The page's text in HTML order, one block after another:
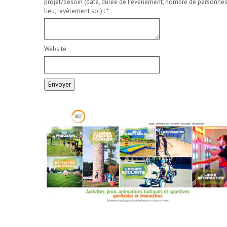
projet/besoin (date, durée de l'événement, nombre de
lieu, revêtement sol) :*
Website
Envoyer